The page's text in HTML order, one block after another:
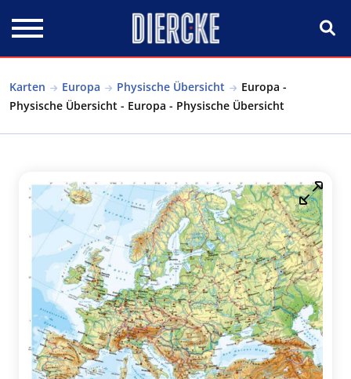
Karten Europa Physische Übersicht
Europa -
Physische Übersicht - Europa - Physische Übersicht